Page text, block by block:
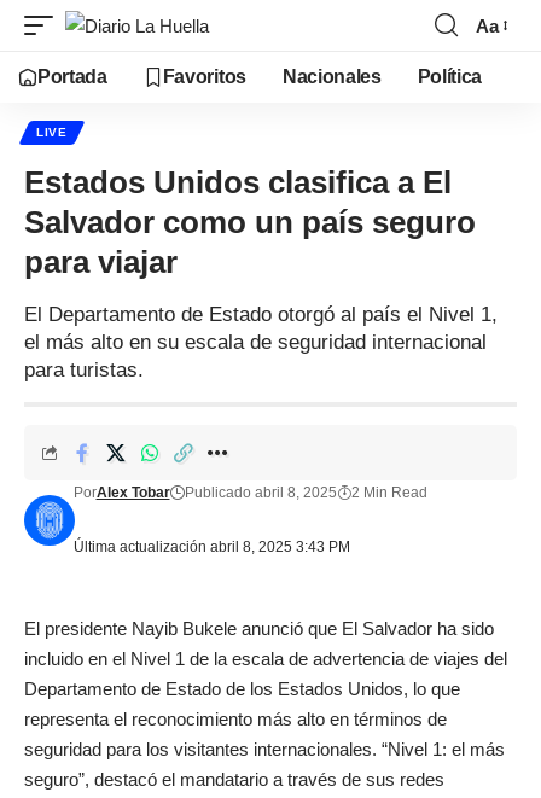
Aa
Portada Favoritos Nacionales Política
LIVE
Estados Unidos clasifica a El
Salvador como un país seguro
para viajar
El Departamento de Estado otorgó al país el Nivel 1,
el más alto en su escala de seguridad internacional
para turistas.
Última actualización abril 8, 2025 3:43 PM
PorAlex Tobar Publicado abril 8, 2025 2 Min Read
El presidente Nayib Bukele anunció que El Salvador ha sido
incluido en el Nivel 1 de la escala de advertencia de viajes del
Departamento de Estado de los Estados Unidos, lo que
representa el reconocimiento más alto en términos de
seguridad para los visitantes internacionales. “Nivel 1: el más
seguro”, destacó el mandatario a través de sus redes